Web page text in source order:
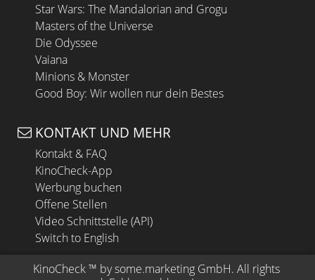
Star Wars: The Mandalorian and Grogu
Masters of the Universe
Die Odyssee
Vaiana
Minions & Monster
Good Boy: Wir wollen nur dein Bestes
KONTAKT UND MEHR
Kontakt & FAQ
KinoCheck-App
Werbung buchen
Offene Stellen
Video Schnittstelle (API)
Switch to English
KinoCheck ™ by some.marketing GmbH. All rights